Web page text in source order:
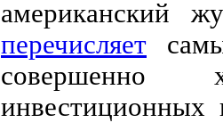
американский
перечисляет
совершенно